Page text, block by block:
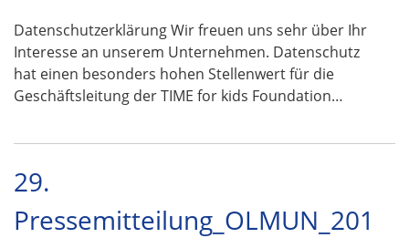
Datenschutzerklärung Wir freuen uns sehr über Ihr
Interesse an unserem Unternehmen. Datenschutz
hat einen besonders hohen Stellenwert für die
Geschäftsleitung der TIME for kids Foundation…
29.
Pressemitteilung_OLMUN_201